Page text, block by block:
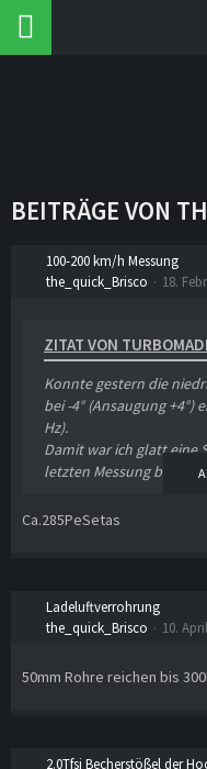
BEITRÄGE VON
100-200 km/h Messung
the_quick_Brisco
18.
ZITAT VON
Konnte gestern die
bei -4° (Ansaugung +4°)
Hz).
Damit war ich glatt eine
letzten Messung bei 6°.
(2,5m bergauf).
Wobei dann ja
maßgeblich ist und nicht
Ca.285PeSetas
Ladeluftverrohrung
the_quick_Brisco
10.
50mm Rohre reichen bis
2.0Tfsi Becherstößel der